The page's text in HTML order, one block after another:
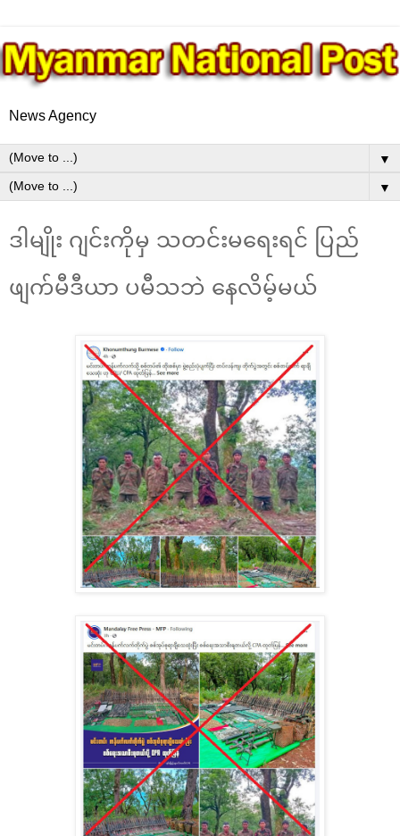
News Agency
▼
▼
ဒါမျိုး ဂျင်းကိုမှ သတင်းမရေးရင် ပြည်
ဖျက်မီဒီယာ ပမီသဘဲ နေလိမ့်မယ်